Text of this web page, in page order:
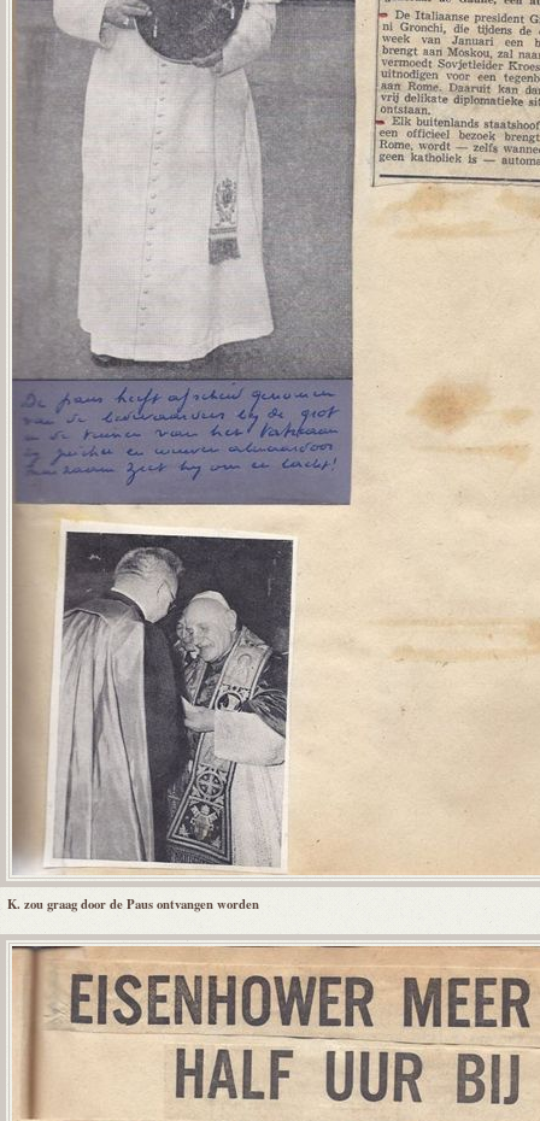
K. zou graag door de Paus ontvangen worden